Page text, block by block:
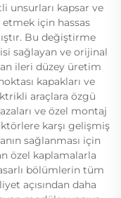
unsurları kapsar ve
için hassas
Bu değiştirme
sağlayan ve orijinal
ileri düzey üretim
kapakları ve
araçlara özgü
ve özel montaj
karşı gelişmiş
sağlanması için
özel kaplamalarla
bölümlerin tüm
açısından daha